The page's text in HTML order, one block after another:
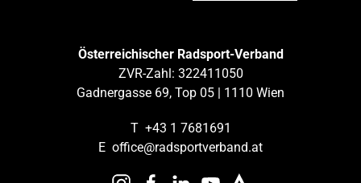
Österreichischer Radsport-Verband
ZVR-Zahl: 322411050
Gadnergasse 69, Top 05 | 1110 Wien
T +43 1 7681691
E office@radsportverband.at